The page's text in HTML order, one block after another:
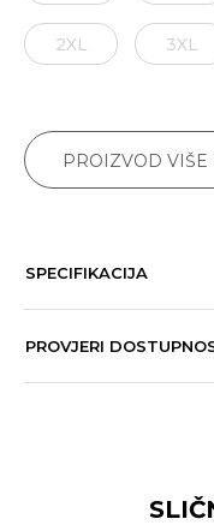
2XL 3XL
PROIZVOD VIŠE
SPECIFIKACIJA
PROVJERI